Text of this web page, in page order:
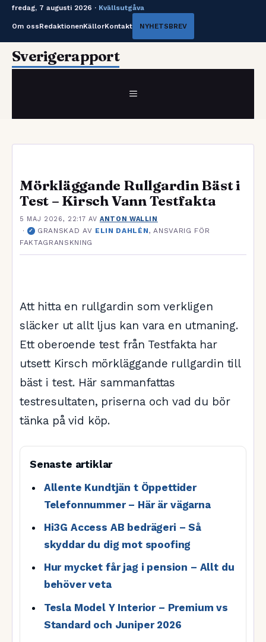
fredag, 7 augusti 2026 · Kvällsutgåva
Om ossRedaktionenKällorKontakt NYHETSBREV
HoppaSverigerapport
MENY
Mörkläggande Rullgardin Bäst i
Test – Kirsch Vann Testfakta
5 MAJ 2026, 22:17 AV ANTON WALLIN
· ✓ GRANSKAD AV ELIN DAHLÉN, ANSVARIG FÖR
FAKTAGRANSKNING
Att hitta en rullgardin som verkligen
släcker ut allt ljus kan vara en utmaning.
Ett oberoende test från Testfakta har
utsett Kirsch mörkläggande rullgardin till
bäst i test. Här sammanfattas
testresultaten, priserna och vad du bör
tänka på vid köp.
Senaste artiklar
Allente Kundtjän t Öppettider
Telefonnummer – Här är vägarna
Hi3G Access AB bedrägeri – Så
skyddar du dig mot spoofing
Hur mycket får jag i pension – Allt du
behöver veta
Tesla Model Y Interior – Premium vs
Standard och Juniper 2026